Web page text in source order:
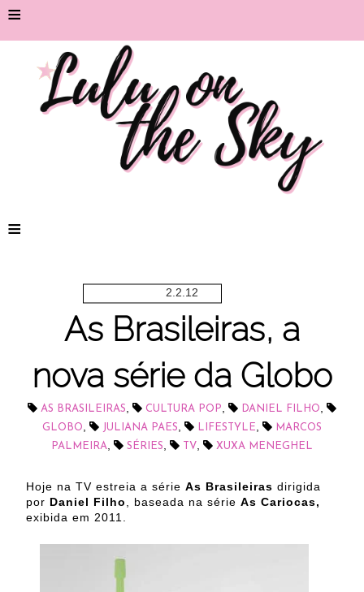
≡
≡
2.2.12
As Brasileiras, a
nova série da Globo
AS BRASILEIRAS, CULTURA POP, DANIEL FILHO,
GLOBO, JULIANA PAES, LIFESTYLE,
MARCOS
PALMEIRA, SÉRIES, TV, XUXA MENEGHEL
Hoje na TV estreia a série As Brasileiras dirigida
por Daniel Filho, baseada na série As Cariocas,
exibida em 2011.